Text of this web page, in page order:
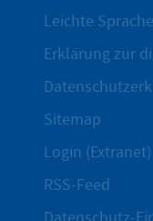
Leichte Sprache
Erklärung zur
Sitemap
Login (Extranet)
RSS-Feed